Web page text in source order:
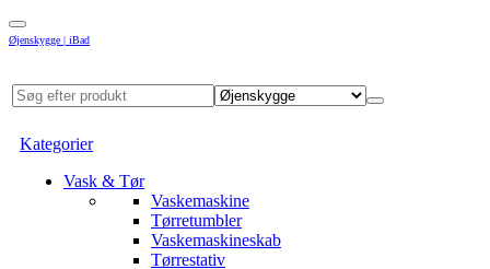
Øjenskygge | iBad
Kategorier
Vask & Tør
Vaskemaskine
Tørretumbler
Vaskemaskineskab
Tørrestativ